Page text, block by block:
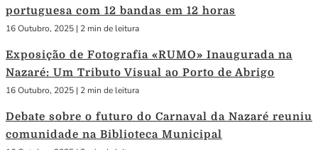
portuguesa com 12 bandas em 12 horas
16 Outubro, 2025 | 2 min de leitura
Exposição de Fotografia «RUMO» Inaugurada na
Nazaré: Um Tributo Visual ao Porto de Abrigo
16 Outubro, 2025 | 2 min de leitura
Debate sobre o futuro do Carnaval da Nazaré reuniu
comunidade na Biblioteca Municipal